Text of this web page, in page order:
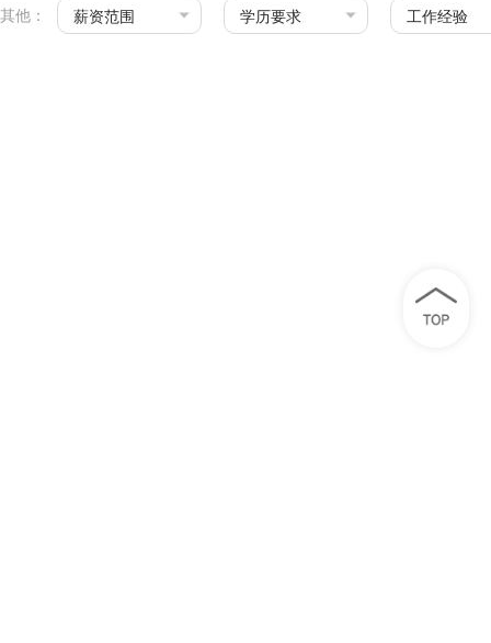
其他： 薪资范围 学历要求 工作经验